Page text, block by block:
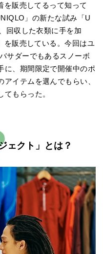
を販売してるって知って
」の新たな試み「U
回収した衣類に手を加
を販売している。今回はユ
サダーでもあるスノーボ
に、期間限定で開催中のポ
イテムを選んでもらい、
もらった。
ェクト」とは？